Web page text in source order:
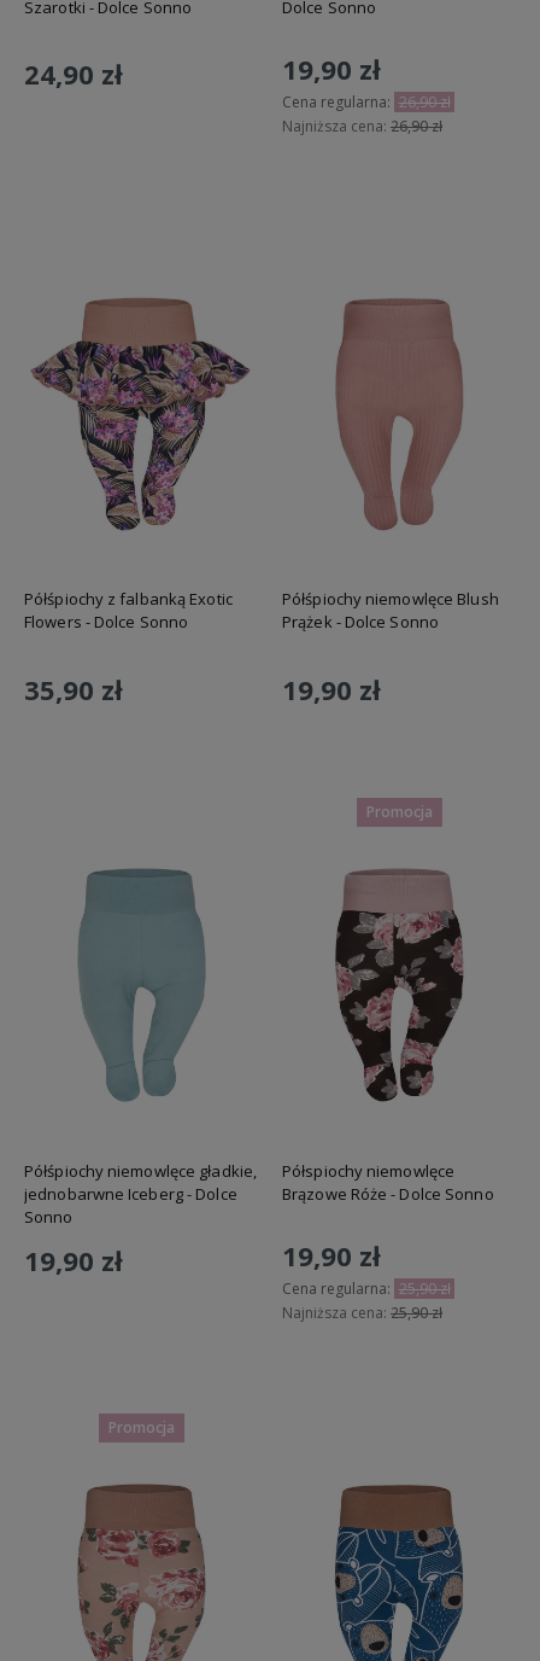
Szarotki - Dolce Sonno
24,90 zł
Dolce Sonno
19,90 zł
Cena regularna: 26,90 zł
Najniższa cena: 26,90 zł
Półśpiochy z falbanką Exotic
Flowers - Dolce Sonno
35,90 zł
Półśpiochy niemowlęce Blush
Prążek - Dolce Sonno
19,90 zł
Półśpiochy niemowlęce gładkie,
jednobarwne Iceberg - Dolce
Sonno
19,90 zł
Półspiochy niemowlęce
Brązowe Róże - Dolce Sonno
19,90 zł
Cena regularna: 25,90 zł
Najniższa cena: 25,90 zł
Promocja
Promocja